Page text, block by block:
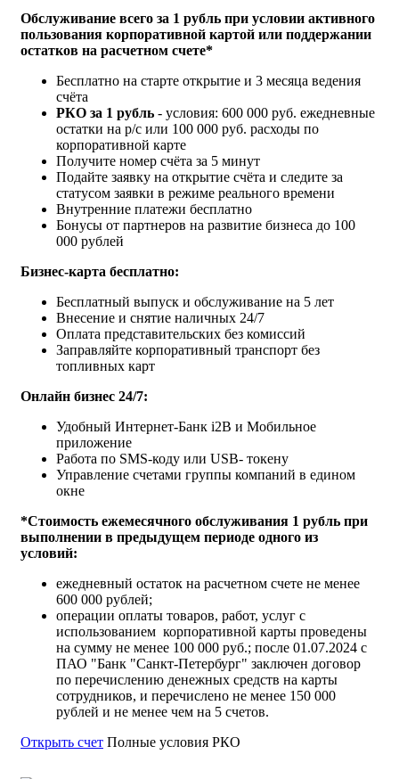
Обслуживание всего за 1 рубль при условии активного
пользования корпоративной картой или поддержании
остатков на расчетном счете*
Бесплатно на старте открытие и 3 месяца ведения
счёта
РКО за 1 рубль - условия: 600 000 руб. ежедневные
остатки на р/с или 100 000 руб. расходы по
корпоративной карте
Получите номер счёта за 5 минут
Подайте заявку на открытие счёта и следите за
статусом заявки в режиме реального времени
Внутренние платежи бесплатно
Бонусы от партнеров на развитие бизнеса до 100
000 рублей
Бизнес-карта бесплатно:
Бесплатный выпуск и обслуживание на 5 лет
Внесение и снятие наличных 24/7
Оплата представительских без комиссий
Заправляйте корпоративный транспорт без
топливных карт
Онлайн бизнес 24/7:
Удобный Интернет-Банк i2B и Мобильное
приложение
Работа по SMS-коду или USB- токену
Управление счетами группы компаний в едином
окне
*Стоимость ежемесячного обслуживания 1 рубль при
выполнении в предыдущем периоде одного из
условий:
ежедневный остаток на расчетном счете не менее
600 000 рублей;
операции оплаты товаров, работ, услуг с
использованием корпоративной карты проведены
на сумму не менее 100 000 руб.; после 01.07.2024 с
ПАО "Банк "Санкт-Петербург" заключен договор
по перечислению денежных средств на карты
сотрудников, и перечислено не менее 150 000
рублей и не менее чем на 5 счетов.
Открыть счет Полные условия РКО